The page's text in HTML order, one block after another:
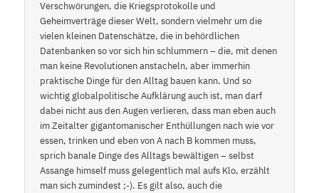
Verschwörungen, die Kriegsprotokolle und
Geheimverträge dieser Welt, sondern vielmehr um die
vielen kleinen Datenschätze, die in behördlichen
Datenbanken so vor sich hin schlummern – die, mit denen
man keine Revolutionen anstacheln, aber immerhin
praktische Dinge für den Alltag bauen kann. Und so
wichtig globalpolitische Aufklärung auch ist, man darf
dabei nicht aus den Augen verlieren, dass man eben auch
im Zeitalter gigantomanischer Enthüllungen nach wie vor
essen, trinken und eben von A nach B kommen muss,
sprich banale Dinge des Alltags bewältigen – selbst
Assange himself muss gelegentlich mal aufs Klo, erzählt
man sich zumindest ;-). Es gilt also, auch die